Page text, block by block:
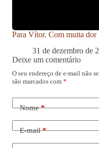
Para Vítor. Com muita dor
31 de dezembro de
Deixe um comentário
O seu endereço de e-mail não
são marcados com *
Nome*
E-mail*